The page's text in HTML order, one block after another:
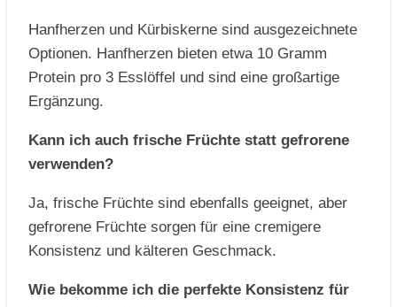
Hanfherzen und Kürbiskerne sind ausgezeichnete
Optionen. Hanfherzen bieten etwa 10 Gramm
Protein pro 3 Esslöffel und sind eine großartige
Ergänzung.
Kann ich auch frische Früchte statt gefrorene
verwenden?
Ja, frische Früchte sind ebenfalls geeignet, aber
gefrorene Früchte sorgen für eine cremigere
Konsistenz und kälteren Geschmack.
Wie bekomme ich die perfekte Konsistenz für